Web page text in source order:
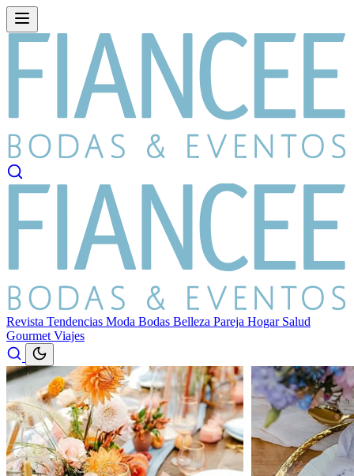
Revista Tendencias Moda Bodas Belleza Pareja Hogar Salud
Gourmet Viajes